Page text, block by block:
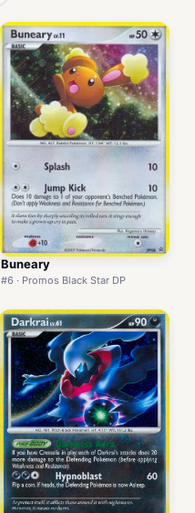
Buneary
#6 · Promos Black Star DP